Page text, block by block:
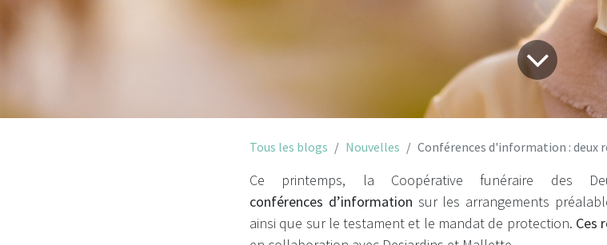
Tous les blogs Nouvelles Conférences d'information : deux
Ce printemps, la Coopérative funéraire des
conférences d’information sur les arrangements
ainsi que sur le testament et le mandat de protection. Ces